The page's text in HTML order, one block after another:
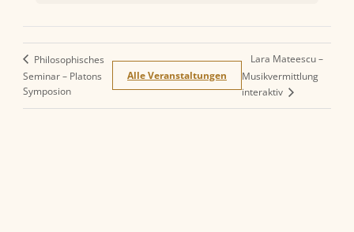
Philosophisches
Seminar – Platons
Symposion
Alle Veranstaltungen
Lara Mateescu –
Musikvermittlung
interaktiv